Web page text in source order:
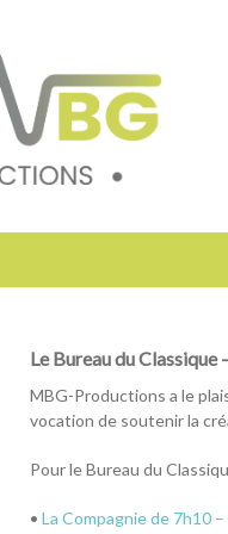
Le Bureau du Classique
MBG-Productions a le
vocation de soutenir la
Pour le Bureau du
• La Compagnie de 7h10